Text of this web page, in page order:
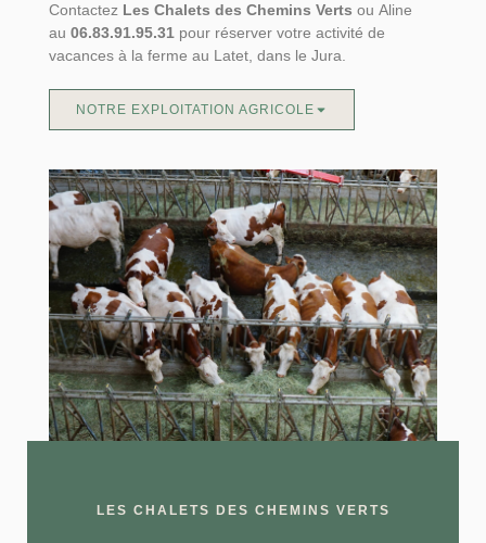
ContactezLes Chalets des Chemins Verts ou Aline
au 06.83.91.95.31pour réserver votre activité de
vacances à la ferme au Latet, dans le Jura.
NOTRE EXPLOITATION AGRICOLE
LES CHALETS DES CHEMINS VERTS